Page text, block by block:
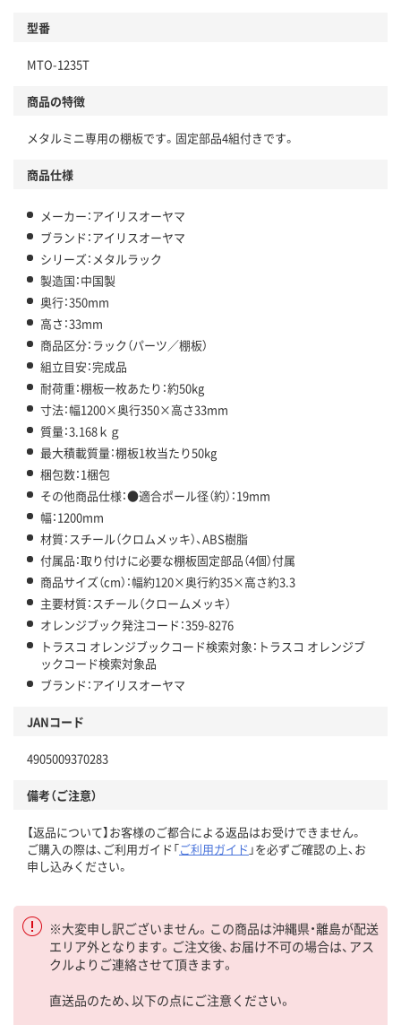
型番
MTO-1235T
商品の特徴
メタルミニ専用の棚板です。固定部品4組付きです。
商品仕様
メーカー：アイリスオーヤマ
ブランド：アイリスオーヤマ
シリーズ：メタルラック
製造国：中国製
奥行：350mm
高さ：33mm
商品区分：ラック（パーツ／棚板）
組立目安：完成品
耐荷重：棚板一枚あたり：約50kg
寸法：幅1200×奥行350×高さ33mm
質量：3.168ｋｇ
最大積載質量：棚板1枚当たり50kg
梱包数：1梱包
その他商品仕様：●適合ポール径（約）：19mm
幅：1200mm
材質：スチール（クロムメッキ）、ABS樹脂
付属品：取り付けに必要な棚板固定部品（4個）付属
商品サイズ（cm）：幅約120×奥行約35×高さ約3.3
主要材質：スチール（クロームメッキ）
オレンジブック発注コード：359-8276
トラスコ オレンジブックコード検索対象：トラスコ オレンジブ
ックコード検索対象品
ブランド：アイリスオーヤマ
JANコード
4905009370283
備考（ご注意）
【返品について】お客様のご都合による返品はお受けできません。
ご購入の際は、ご利用ガイド「ご利用ガイド 」を必ずご確認の上、お
申し込みください。
※大変申し訳ございません。この商品は沖縄県・離島が配送
エリア外となります。ご注文後、お届け不可の場合は、アス
クルよりご連絡させて頂きます。
直送品のため、以下の点にご注意ください。